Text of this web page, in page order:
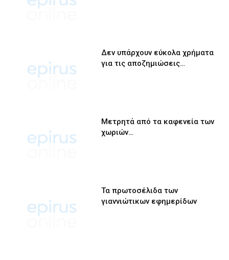
Δεν υπάρχουν εύκολα χρήματα
για τις αποζημιώσεις…
Μετρητά από τα καφενεία των
χωριών…
Τα πρωτοσέλιδα των
γιαννιώτικων εφημερίδων